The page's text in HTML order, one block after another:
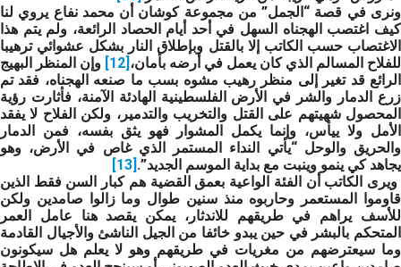
ونرى في قصة “الجمل” من مجموعة كوشان أن محمد نفاع يروي لنا
كيف اغتصب الهجناه السهل في أحد أيام الحصاد الرائعة، ولم يتم هذا
الاغتصاب حسب الكاتب إلا بالقتل وبإطلاق النار بشكل عشوائي ترهيبا
للفلاح المسالم الذي كان يعمل في أرضه بأمان،
وإن المنظر البهيج
الرائع قد تغير إلى منظر رهيب مشوه بسب ما صنعه الهجناه، فقد تم
زرع الدمار والشر في الأرض الفلسطينية الهادئة الآمنة، فأثارت رؤية
المحصول شهيتهم على القتل والتخريب والتدمير، ولكن الفلاح لا يفقد
الأمل ولا ييأس، وإنما يكمل المشوار فهو يثق بفسه، فمن الدمار
والحريق والوحل “يأتي النداء المستمر الذي غاص في الأرض، وهو
يجاهد كي ينمو وينبت مع بداية الموسم الجديد”.
ويرى الكاتب أن الفئة الواعية بعمق القضية هم كبار السن فقط الذين
قاوموا المستعمر وحاربوه منذ سنين طوال وما زالوا صامدين ولكن
للأسف يراهم في طريقهم للاندثار، يمكن يقصد هنا عامل العمر
المتحكم بالبشر في حين يبدو خائفا من الجيل الناشئ والأجيال القادمة
وما سيعترضهم من مغريات في طريقهم وهو لا يعلم هل سيكونون